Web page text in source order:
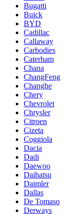
Bugatti
Buick
BYD
Cadillac
Callaway
Carbodies
Caterham
Chana
ChangFeng
Changhe
Chery
Chevrolet
Chrysler
Citroen
Cizeta
Coggiola
Dacia
Dadi
Daewoo
Daihatsu
Daimler
Dallas
De Tomaso
Derways